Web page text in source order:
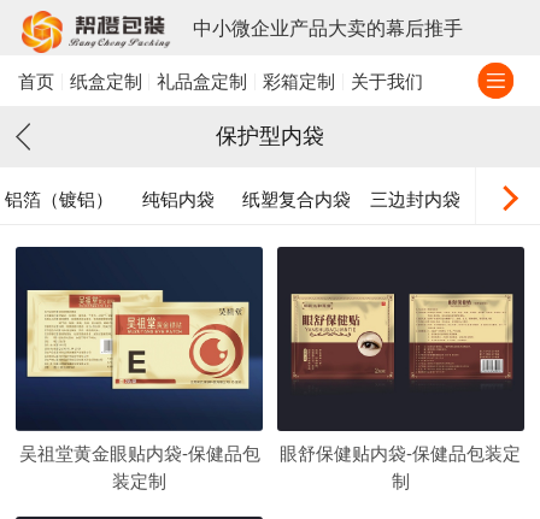
中小微企业产品大卖的幕后推手
首页 纸盒定制 礼品盒定制 彩箱定制 关于我们
保护型内袋
铝箔（镀铝）
纯铝内袋 纸塑复合内袋 三边封内袋 背封
吴祖堂黄金眼贴内袋-保健品包
装定制
眼舒保健贴内袋-保健品包装定
制